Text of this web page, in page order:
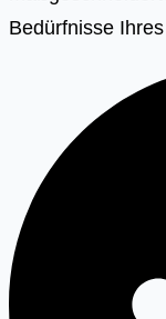
Bedürfnisse